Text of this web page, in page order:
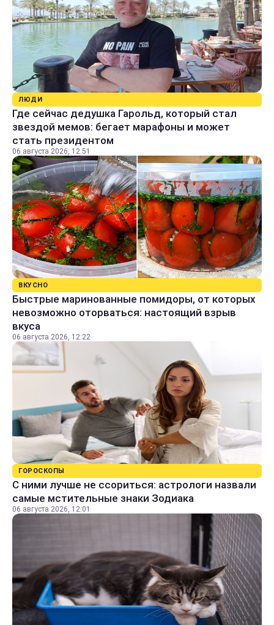
ЛЮДИ
Где сейчас дедушка Гарольд, который стал
звездой мемов: бегает марафоны и может
стать президентом
06 августа 2026, 12:51
ВКУСНО
Быстрые маринованные помидоры, от которых
невозможно оторваться: настоящий взрыв
вкуса
06 августа 2026, 12:22
ГОРОСКОПЫ
С ними лучше не ссориться: астрологи назвали
самые мстительные знаки Зодиака
06 августа 2026, 12:01